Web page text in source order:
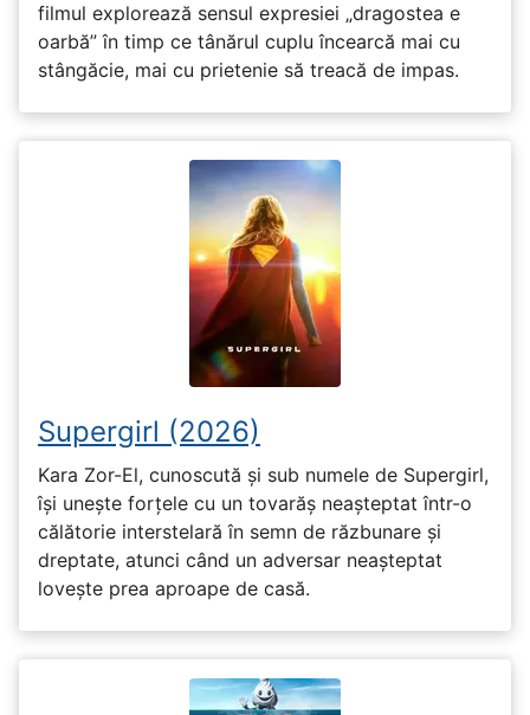
filmul explorează sensul expresiei „dragostea e
oarbă” în timp ce tânărul cuplu încearcă mai cu
stângăcie, mai cu prietenie să treacă de impas.
Supergirl (2026)
Kara Zor-El, cunoscută și sub numele de Supergirl,
își unește forțele cu un tovarăș neașteptat într-o
călătorie interstelară în semn de răzbunare și
dreptate, atunci când un adversar neașteptat
lovește prea aproape de casă.